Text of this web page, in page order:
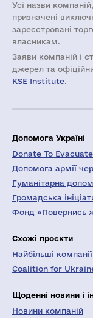
Усі назви
призначені
зареєстровані
власникам.
Заяви компаній i
джерел та
KSE Institute.
Допомога Україні
Donate To Evacuate
Допомога армії
Гуманітарна
Громадська
Фонд «Повернись
Схожі проєкти
Найбільші
Coalition for
Щоденні новини і
Новини компаній